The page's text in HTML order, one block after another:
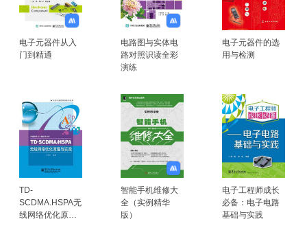
电子元器件从入
门到精通
电路图与实体电
路对照识读全彩
演练
电子元器件的选
用与检测
TD-
SCDMA.HSPA无
线网络优化原理
智能手机维修大
全（实例精华
版）
电子工程师成长
必备：电子电路
基础与实践